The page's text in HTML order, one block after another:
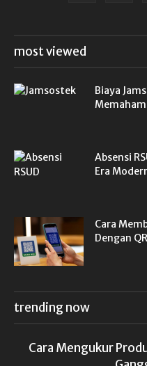
most viewed
Biaya
Absensi
Era
Cara
Dengan
trending now
Cara Mengukur